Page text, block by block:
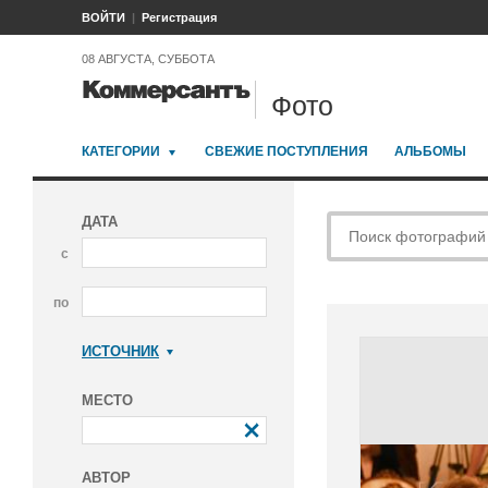
ВОЙТИ Регистрация
08 АВГУСТА, СУББОТА
Фото
КАТЕГОРИИ СВЕЖИЕ ПОСТУПЛЕНИЯ АЛЬБОМЫ
ДАТА
с
по
ИСТОЧНИК
МЕСТО
АВТОР